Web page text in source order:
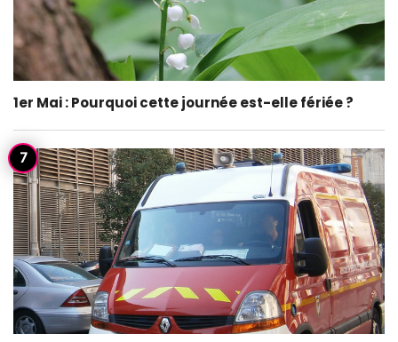
1er Mai : Pourquoi cette journée est-elle fériée ?